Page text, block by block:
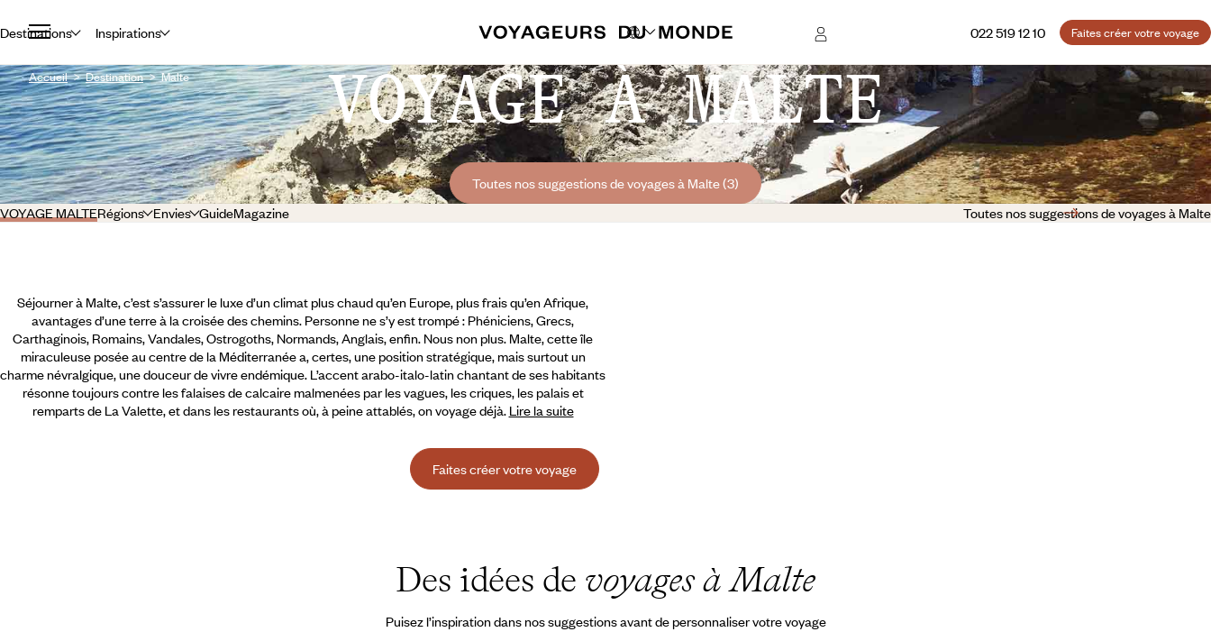
Destinations Inspirations 022 519 12 10 Faites créer votre voyage
Accueil Destination Malte VOYAGE À MALTE
Toutes nos suggestions de voyages à Malte (3)
VOYAGE MALTERégions Envies GuideMagazine Toutes nos suggestions de voyages à Malte
Séjourner à Malte, c’est s’assurer le luxe d’un climat plus chaud qu’en Europe, plus frais qu’en Afrique,
avantages d’une terre à la croisée des chemins. Personne ne s’y est trompé : Phéniciens, Grecs,
Carthaginois, Romains, Vandales, Ostrogoths, Normands, Anglais, enfin. Nous non plus. Malte, cette île
miraculeuse posée au centre de la Méditerranée a, certes, une position stratégique, mais surtout un
charme névralgique, une douceur de vivre endémique. L’accent arabo-italo-latin chantant de ses habitants
résonne toujours contre les falaises de calcaire malmenées par les vagues, les criques, les palais et
remparts de La Valette,et dans les restaurants où, à peine attablés, on voyage déjà. Lire la suite
Faites créer votre voyage
Des idées de voyages à Malte
Puisez l’inspiration dans nos suggestions avant de personnaliser votre voyage